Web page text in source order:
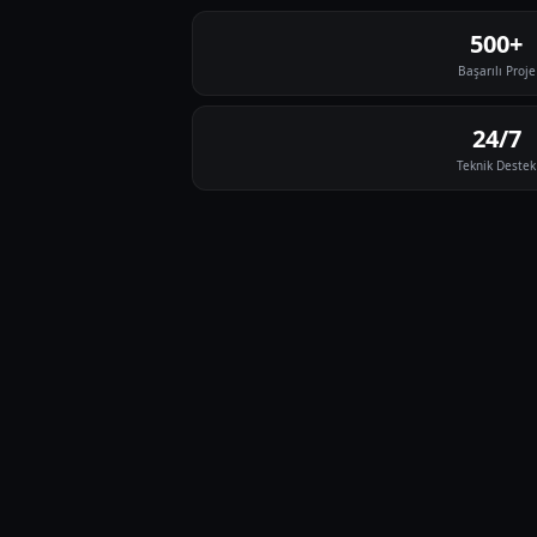
500+
Başarılı Proje
24/7
Teknik Destek